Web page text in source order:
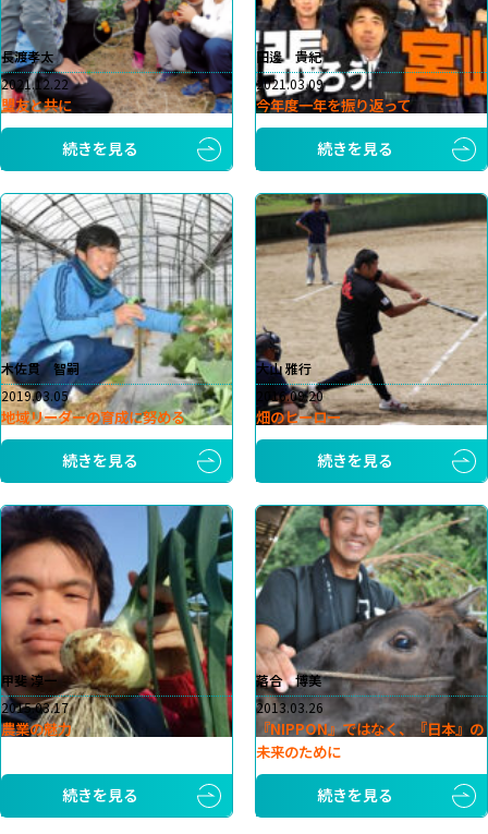
長渡孝太
2021.12.22
盟友と共に
続きを見る
田邊 貴紀
2021.03.09
今年度一年を振り返って
続きを見る
木佐貫 智嗣
2019.03.05
地域リーダーの育成に努める
続きを見る
大山 雅行
2016.09.20
畑のヒーロー
続きを見る
甲斐 淳一
2015.03.17
農業の魅力
続きを見る
落合 博美
2013.03.26
『NIPPON』ではなく、『日本』の
未来のために
続きを見る